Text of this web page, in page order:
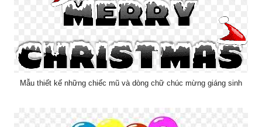
Mẫu thiết kế những chiếc mũ và dòng chữ chúc mừng giáng sinh